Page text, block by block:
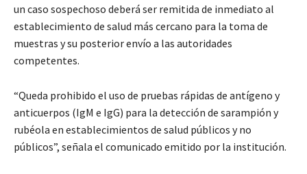
un caso sospechoso deberá ser remitida de inmediato al
establecimiento de salud más cercano para la toma de
muestras y su posterior envío a las autoridades
competentes.
“Queda prohibido el uso de pruebas rápidas de antígeno y
anticuerpos (IgM e IgG) para la detección de sarampión y
rubéola en establecimientos de salud públicos y no
públicos”, señala el comunicado emitido por la institución.